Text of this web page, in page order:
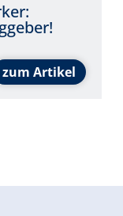
zum Artikel